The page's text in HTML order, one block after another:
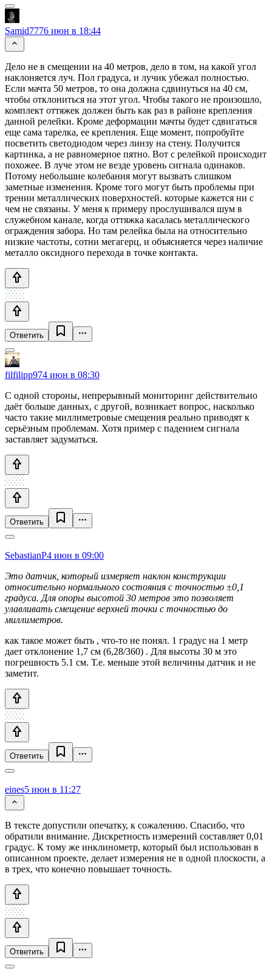
Samid7776 июн в 18:44
Дело не в смещении на 40 метров, дело в том, на какой угол
наклоняется луч. Пол градуса, и лучик убежал полностью.
Если мачта 50 метров, то она должна сдвинуться на 40 см,
чтобы отклониться на этот угол. Чтобы такого не произошло,
комплект оттяжек должен быть как раз в районе крепления
данной релейки. Кроме деформации мачты будет сдвигаться
еще сама тарелка, ее крепления. Еще момент, попробуйте
посветить светодиодом через линзу на стену. Получится
картинка, а не равномерное пятно. Вот с релейкой происходит
похожее. В луче этом не везде уровень сигнала одинаков.
Потому небольшие колебания могут вызвать слишком
заметные изменения. Кроме того могут быть проблемы при
трении металлических поверхностей. которые кажется ни с
чем не связаны. У меня к примеру прослушивался шум в
служебном канале, когда оттяжка касалась металлического
ограждения забора. Но там релейка была на относительно
низкие частоты, сотни мегагерц, и объясняется через наличие
металло оксидного перехода в точке контакта.
Ответить
filfilipp974 июн в 08:30
С одной стороны, непрерывный мониторинг действительно
даёт больше данных, с другой, возникает вопрос, насколько
часто такие миллиметровые смещения реально приводят к
серьёзным проблемам. Хотя пример с падением сигнала
заставляет задуматься.
Ответить
SebastianP4 июн в 09:00
Это датчик, который измеряет наклон конструкции
относительно нормального состояния с точностью ±0,1
градуса. Для опоры высотой 30 метров это позволяет
улавливать смещение верхней точки с точностью до
миллиметров.
как такое может быть , что-то не понял. 1 градус на 1 метр
дает отклонение 1,7 см (6,28/360) . Для высоты 30 м это
погрешность 5.1 см. Т.е. меньше этой величины датчик и не
заметит.
Ответить
eines5 июн в 11:27
В тексте допустили опечатку, к сожалению. Спасибо, что
обратили внимание. Дискретность измерений составляет 0,01
градус. К тому же инклинометр, который был использован в
описанном проекте, делает измерения не в одной плоскости, а
в трех, что конечно повышает точность.
Ответить